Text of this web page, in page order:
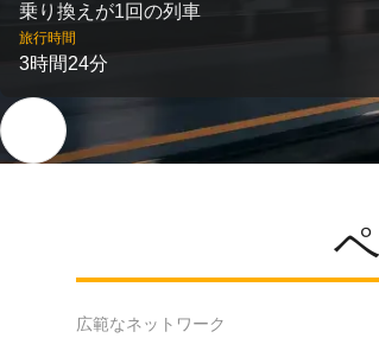
乗り換えが1回の列車
旅行時間
3時間24分
広範なネットワーク